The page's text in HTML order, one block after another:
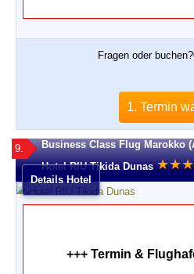
Fragen oder buchen?
1. Termin
9.
Business Class Flug
Hotel RIU Tikida Dunas ★★★
Details Hotel
+++ Termin &